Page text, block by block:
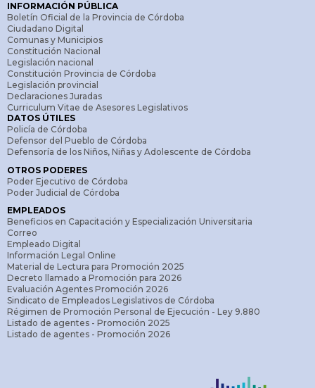
INFORMACIÓN PÚBLICA
Boletín Oficial de la Provincia de Córdoba
Ciudadano Digital
Comunas y Municipios
Constitución Nacional
Legislación nacional
Constitución Provincia de Córdoba
Legislación provincial
Declaraciones Juradas
Curriculum Vitae de Asesores Legislativos
DATOS ÚTILES
Policía de Córdoba
Defensor del Pueblo de Córdoba
Defensoría de los Niños, Niñas y Adolescente de Córdoba
OTROS PODERES
Poder Ejecutivo de Córdoba
Poder Judicial de Córdoba
EMPLEADOS
Beneficios en Capacitación y Especialización Universitaria
Correo
Empleado Digital
Información Legal Online
Material de Lectura para Promoción 2025
Decreto llamado a Promoción para 2026
Evaluación Agentes Promoción 2026
Sindicato de Empleados Legislativos de Córdoba
Régimen de Promoción Personal de Ejecución - Ley 9.880
Listado de agentes - Promoción 2025
Listado de agentes - Promoción 2026